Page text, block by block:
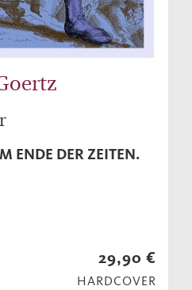
ENDE DER ZEITEN.
29,90 €
HARDCOVER